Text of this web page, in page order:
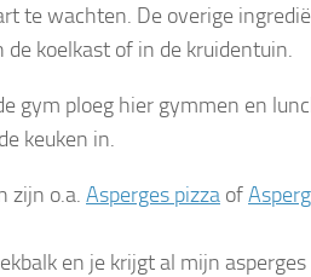
te wachten. De overige
koelkast of in de kruidentuin.
gym ploeg hier gymmen en
keuken in.
zijn o.a. Asperges pizza of
en je krijgt al mijn